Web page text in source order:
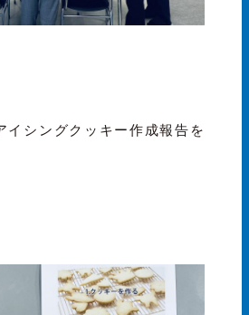
イシングクッキー作成報告を